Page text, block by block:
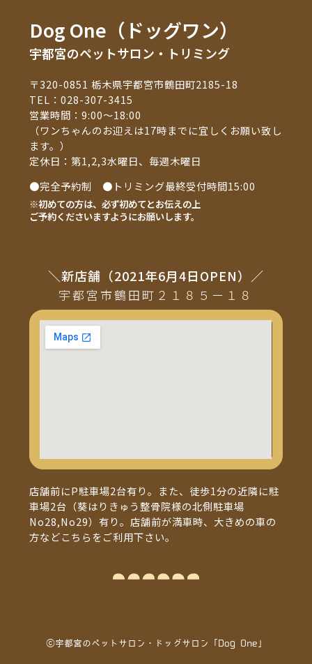
Dog One（ドッグワン）
宇都宮のペットサロン・トリミング
〒320-0851 栃木県宇都宮市鶴田町2185-18
TEL：028-307-3415
営業時間：9:00～18:00
（ワンちゃんのお迎えは17時までに宜しくお願い致し
ます。）
定休日：第1,2,3水曜日、毎週木曜日
●完全予約制 ●トリミング最終受付時間15:00
※初めての方は、必ず初めてとお伝えの上
ご予約くださいますようにお願いします。
＼新店舗（2021年6月4日OPEN）／
宇都宮市鶴田町２１８５ー１８
店舗前にP駐車場2台有り。また、徒歩1分の近隣に駐
車場2台（葵はりきゅう整骨院様の北側駐車場
No28,No29）有り。店舗前が満車時、大きめの車の
方などこちらをご利用下さい。
ⓒ宇都宮のペットサロン・ドッグサロン「Dog One」